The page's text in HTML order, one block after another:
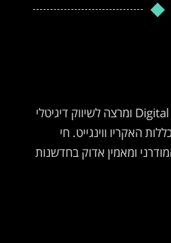
מנכ"ל חברת Digital Solutions ומרצה לשיווק דיגיטלי
האקריו ווינגייט. חי
ומאמין אדוק בחדשנות